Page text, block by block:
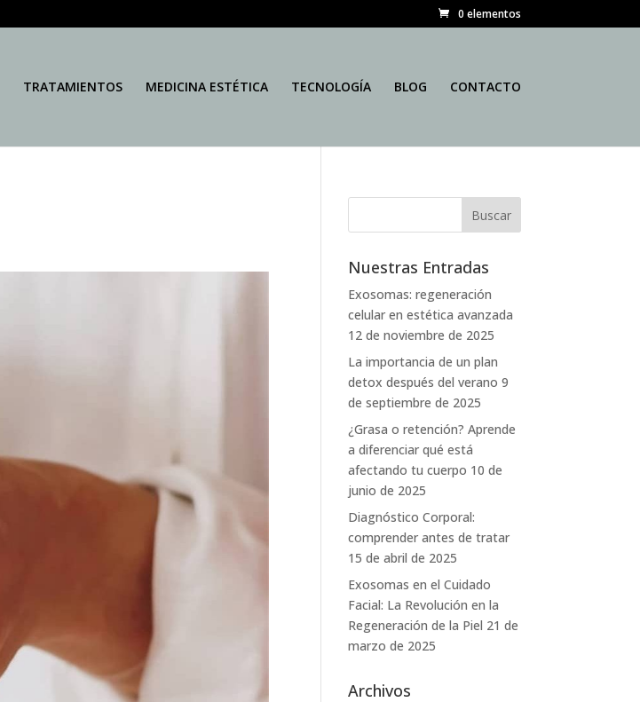
0 elementos
TRATAMIENTOS MEDICINA ESTÉTICA TECNOLOGÍA BLOG CONTACTO
Nuestras Entradas
Exosomas: regeneración
celular en estética avanzada
12 de noviembre de 2025
La importancia de un plan
detox después del verano 9
de septiembre de 2025
¿Grasa o retención? Aprende
a diferenciar qué está
afectando tu cuerpo 10 de
junio de 2025
Diagnóstico Corporal:
comprender antes de tratar
15 de abril de 2025
Exosomas en el Cuidado
Facial: La Revolución en la
Regeneración de la Piel 21 de
marzo de 2025
Archivos